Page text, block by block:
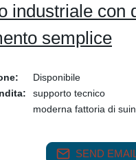
industriale con
semplice
Disponibile
supporto tecnico
moderna fattoria di
SEND